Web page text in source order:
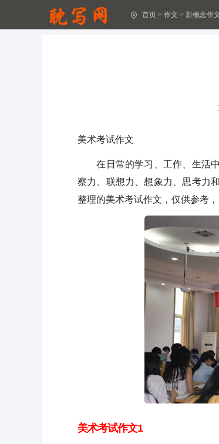
首页 > 作文 > 新概念作
美术考试作文
在日常的学习、工作、生活中
察力、联想力、想象力、思考力
整理的美术考试作文，仅供参考，
美术考试作文1
激烈的足球赛作文汇总(15篇)
关于保护环境的作文精品2篇
(精品)珍惜时间作文5篇